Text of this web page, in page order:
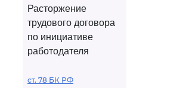
Расторжение
трудового договора
по инициативе
работодателя
ст. 78 БК РФ